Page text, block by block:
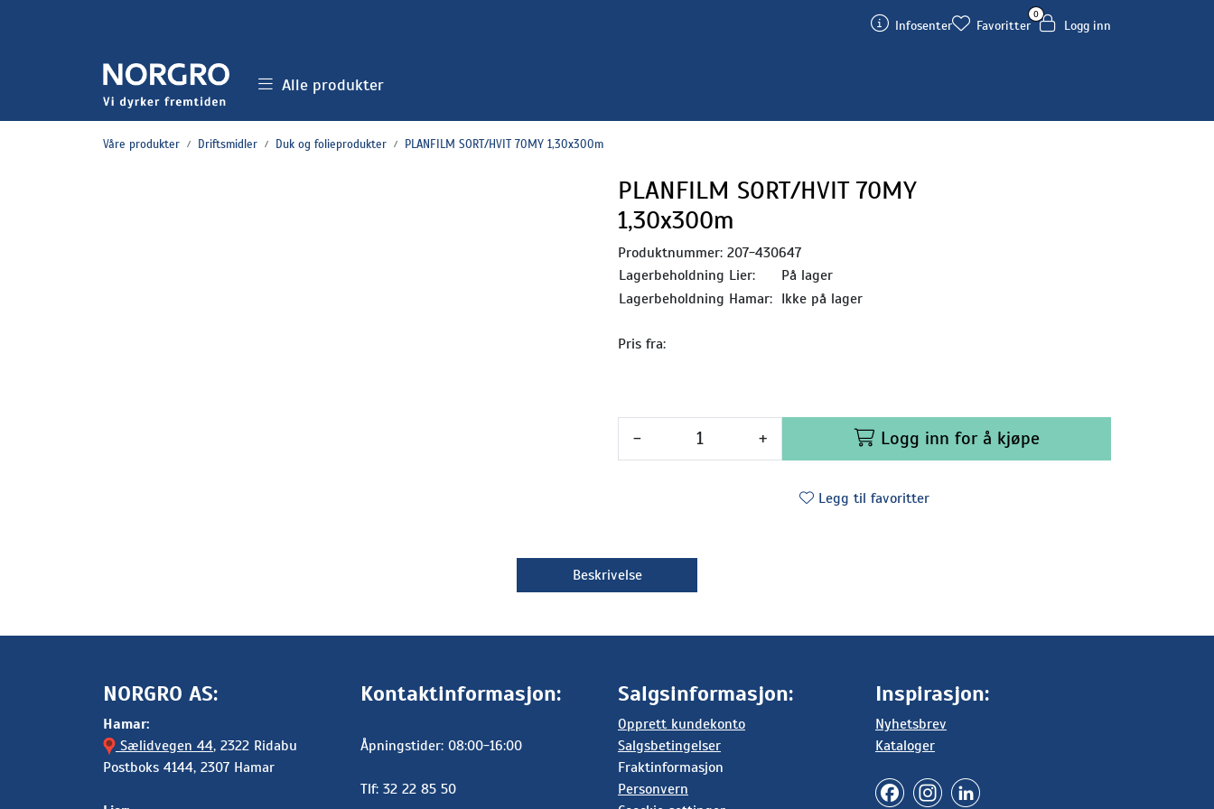
Infosenter
0
Favoritter Logg inn
Alle produkter
Våre produkter Driftsmidler Duk og folieprodukter PLANFILM SORT/HVIT 70MY 1,30x300m
PLANFILM SORT/HVIT 70MY
1,30x300m
Produktnummer: 207-430647
Lagerbeholdning Lier:
På lager
Lagerbeholdning Hamar: Ikke på lager
Pris fra:
- + Logg inn for å kjøpe
Legg til favoritter
Beskrivelse
NORGRO AS:
Hamar:
Sælidvegen 44, 2322 Ridabu
Postboks 4144, 2307 Hamar
Kontaktinformasjon:
Åpningstider: 08:00-16:00
Tlf: 32 22 85 50
Salgsinformasjon:
Opprett kundekonto
Salgsbetingelser
Fraktinformasjon
Personvern
Inspirasjon:
Nyhetsbrev
Kataloger